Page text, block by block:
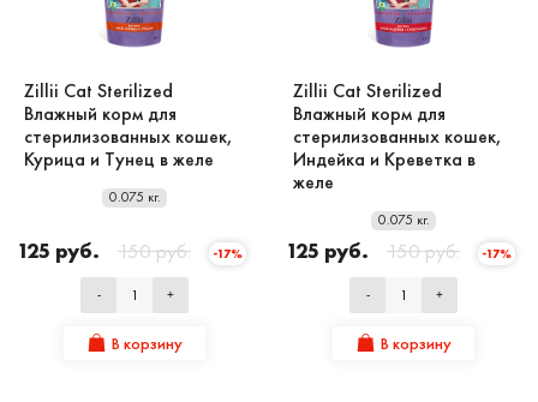
Zillii Cat Sterilized
Влажный корм для
стерилизованных кошек,
Курица и Тунец в желе
0.075 кг.
125 руб. 150 руб. -17%
- +
В корзину
Zillii Cat Sterilized
Влажный корм для
стерилизованных кошек,
Индейка и Креветка в
желе
0.075 кг.
125 руб. 150 руб. -17%
- +
В корзину